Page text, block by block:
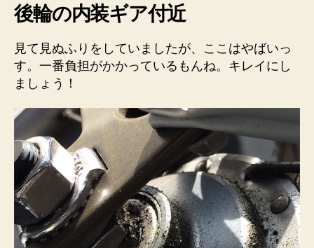
後輪の内装ギア付近
見て見ぬふりをしていましたが、ここはやばいっ
す。一番負担がかかっているもんね。キレイにし
ましょう！